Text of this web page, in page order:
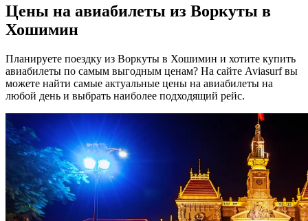
Цены на авиабилеты из Воркуты в
Хошимин
Планируете поездку из Воркуты в Хошимин и хотите купить
авиабилеты по самым выгодным ценам? На сайте Aviasurf вы
можете найти самые актуальные цены на авиабилеты на
любой день и выбрать наиболее подходящий рейс.